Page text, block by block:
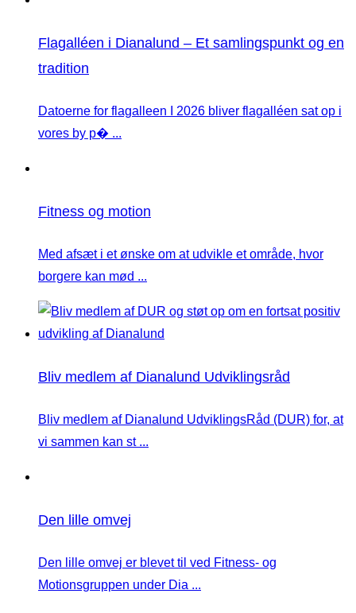
Flagalléen i Dianalund – Et samlingspunkt og en
tradition
Datoerne for flagalleen I 2026 bliver flagalléen sat op i
vores by p� ...
Fitness og motion
Med afsæt i et ønske om at udvikle et område, hvor
borgere kan mød ...
Bliv medlem af Dianalund Udviklingsråd
Bliv medlem af Dianalund UdviklingsRåd (DUR) for, at
vi sammen kan st ...
Den lille omvej
Den lille omvej er blevet til ved Fitness- og
Motionsgruppen under Dia ...